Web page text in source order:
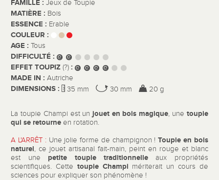
FAMILLE :Jeux de Toupie
MATIÈRE : Bois
ESSENCE : Erable
COULEUR :
AGE :Tous
DIFFICULTÉ :
EFFET TOUPIZ(?) :
MADE IN :Autriche
DIMENSIONS : 35 mm 30 mm 20 g
La toupie Champi est un jouet en bois magique, une toupie
qui se retourne en rotation.
A L'ARRÊT :Une jolie forme de champignon !Toupie en bois
naturel, ce jouet artisanal fait-main, peint en rouge et blanc
est une petite toupie traditionnelleaux propriétés
scientifiques. Cette toupie Champi mériterait un cours de
sciences pour expliquer son phénomène !